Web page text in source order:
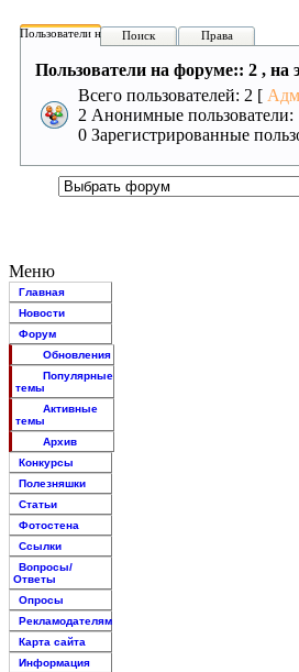
Пользователи на форуме:
Поиск Права
Пользователи на форуме:: 2 , на
Всего пользователей: 2 [
2 Анонимные пользователи:
0 Зарегистрированные
Меню
Главная
Новости
Форум
Обновления
Популярные
темы
Активные
темы
Архив
Конкурсы
Полезняшки
Статьи
Фотостена
Ссылки
Вопросы/
Ответы
Опросы
Рекламодателям
Карта сайта
Информация